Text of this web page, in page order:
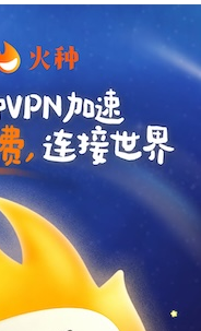
支持 [0] 反对 [0]
支持